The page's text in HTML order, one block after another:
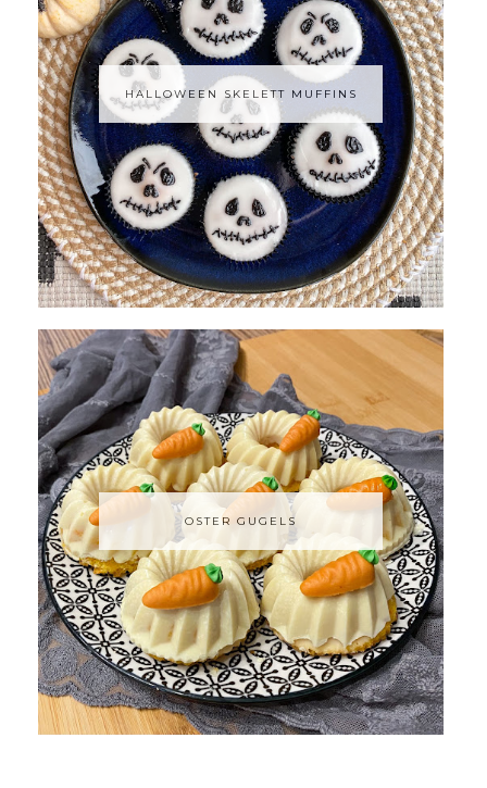
HALLOWEEN SKELETT MUFFINS
OSTER GUGELS